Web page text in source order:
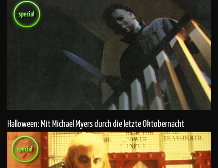
Halloween: Mit Michael Myers durch die letzte Oktobernacht